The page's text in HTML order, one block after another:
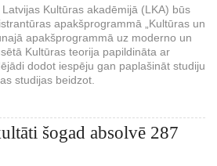
Kultūras akadēmijā (LKA) būs
apakšprogrammā „Kultūras un
apakšprogrammā uz moderno un
Kultūras teorija papildināta ar
dodot iespēju gan paplašināt studiju
studijas beidzot.
šogad absolvē 287